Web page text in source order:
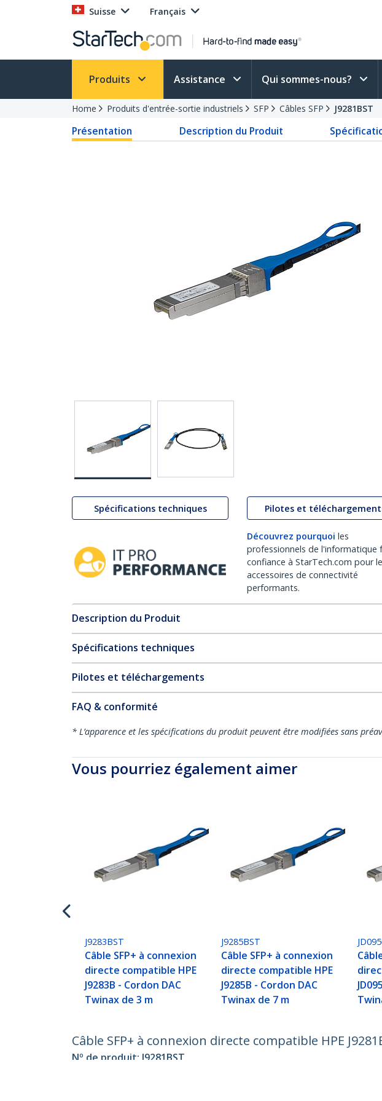
Suisse Français
Produits Assistance Qui sommes-nous?
Home Produits d'entrée-sortie industriels SFP Câbles SFP J9281BST
Présentation Description du Produit
Spécifications techniques Pilotes et
Découvrez pourquoi les
professionnels de l'informatique
confiance à StarTech.com pour
accessoires de connectivité
performants.
Description du Produit
Spécifications techniques
Pilotes et téléchargements
FAQ & conformité
* L’apparence et les spécifications du produit peuvent être modifiées sans
Vous pourriez également aimer
J9283BST
Câble SFP+ à connexion
directe compatible HPE
J9283B - Cordon DAC
Twinax de 3 m
J9285BST
Câble SFP+ à connexion
directe compatible HPE
J9285B - Cordon DAC
Twinax de 7 m
Câble SFP+ à connexion directe compatible HPE
Nº de produit: J9281BST